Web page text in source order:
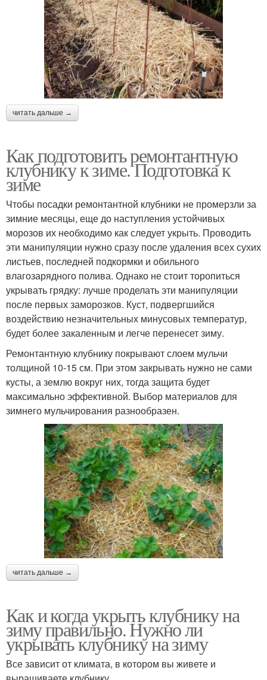
читать дальше →
Как подготовить ремонтантную
клубнику к зиме. Подготовка к
зиме
Чтобы посадки ремонтантной клубники не промерзли за
зимние месяцы, еще до наступления устойчивых
морозов их необходимо как следует укрыть. Проводить
эти манипуляции нужно сразу после удаления всех сухих
листьев, последней подкормки и обильного
влагозарядного полива. Однако не стоит торопиться
укрывать грядку: лучше проделать эти манипуляции
после первых заморозков. Куст, подвергшийся
воздействию незначительных минусовых температур,
будет более закаленным и легче перенесет зиму.
Ремонтантную клубнику покрывают слоем мульчи
толщиной 10-15 см. При этом закрывать нужно не сами
кусты, а землю вокруг них, тогда защита будет
максимально эффективной. Выбор материалов для
зимнего мульчирования разнообразен.
читать дальше →
Как и когда укрыть клубнику на
зиму правильно. Нужно ли
укрывать клубнику на зиму
Все зависит от климата, в котором вы живете и